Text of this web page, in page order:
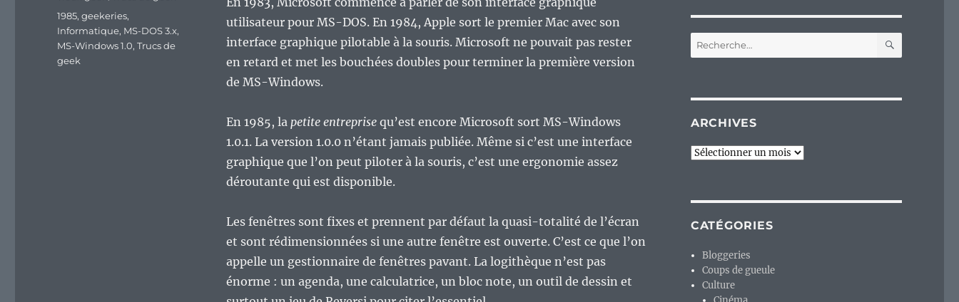
utilisateur pour MS-DOS. En 1984, Apple sort le premier Mac avec son
interface graphique pilotable à la souris. Microsoft ne pouvait pas rester
en retard et met les bouchées doubles pour terminer la première version
de MS-Windows.
En 1985, la petite entreprisequ’est encore Microsoft sort MS-Windows
1.0.1. La version 1.0.0 n’étant jamais publiée. Même si c’est une interface
graphique que l’on peut piloter à la souris, c’est une ergonomie assez
déroutante qui est disponible.
Les fenêtres sont fixes et prennent par défaut la quasi-totalité de l’écran
et sont rédimensionnées si une autre fenêtre est ouverte. C’est ce que l’on
appelle un gestionnaire de fenêtres pavant. La logithèque n’est pas
énorme : un agenda, une calculatrice, un bloc note, un outil de dessin et
Étiquettes
1985,geekeries,
Informatique, MS-DOS 3.x,
MS-Windows 1.0,Trucs de
geek
Recherche
pour :
ARCHIVES
Archives
CATÉGORIES
Bloggeries
Coups de gueule
Culture